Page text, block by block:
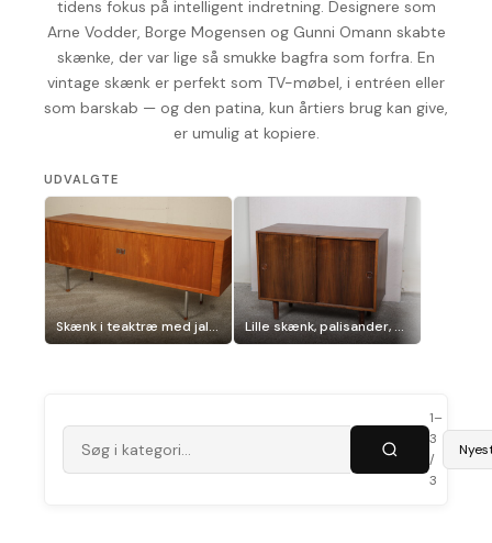
tidens fokus på intelligent indretning. Designere som
Arne Vodder, Borge Mogensen og Gunni Omann skabte
skænke, der var lige så smukke bagfra som forfra. En
vintage skænk er perfekt som TV-møbel, i entréen eller
som barskab — og den patina, kun årtiers brug kan give,
er umulig at kopiere.
UDVALGTE
Skænk i teaktræ med jalousilåger, af Wegner model RY-25 Lille skænk, palisander, FM
Sorter
1–
3
/
3